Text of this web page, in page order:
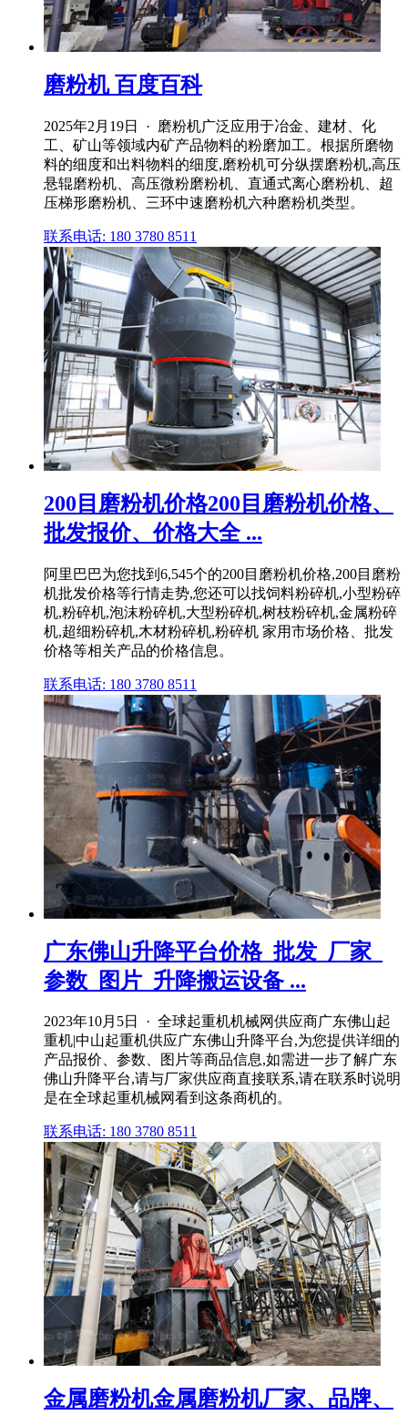
磨粉机 百度百科
2025年2月19日 · 磨粉机广泛应用于冶金、建材、化
工、矿山等领域内矿产品物料的粉磨加工。根据所磨物
料的细度和出料物料的细度,磨粉机可分纵摆磨粉机,高压
悬辊磨粉机、高压微粉磨粉机、直通式离心磨粉机、超
压梯形磨粉机、三环中速磨粉机六种磨粉机类型。
联系电话: 180 3780 8511
200目磨粉机价格200目磨粉机价格、
批发报价、价格大全 ...
阿里巴巴为您找到6,545个的200目磨粉机价格,200目磨粉
机批发价格等行情走势,您还可以找饲料粉碎机,小型粉碎
机,粉碎机,泡沫粉碎机,大型粉碎机,树枝粉碎机,金属粉碎
机,超细粉碎机,木材粉碎机,粉碎机 家用市场价格、批发
价格等相关产品的价格信息。
联系电话: 180 3780 8511
广东佛山升降平台价格_批发_厂家_
参数_图片_升降搬运设备 ...
2023年10月5日 · 全球起重机机械网供应商广东佛山起
重机|中山起重机供应广东佛山升降平台,为您提供详细的
产品报价、参数、图片等商品信息,如需进一步了解广东
佛山升降平台,请与厂家供应商直接联系,请在联系时说明
是在全球起重机械网看到这条商机的。
联系电话: 180 3780 8511
金属磨粉机金属磨粉机厂家、品牌、